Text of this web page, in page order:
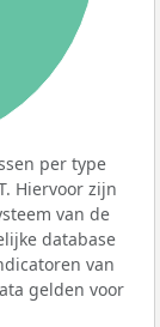
per type
Hiervoor zijn
van de
database
van
gelden voor